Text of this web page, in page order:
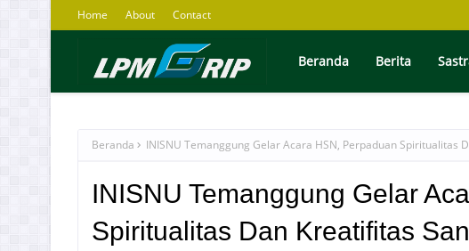
Home About Contact
Beranda Berita
Beranda INISNU Temanggung Gelar Acara HSN, Perpaduan Spiritualitas
INISNU Temanggung Gelar
Spiritualitas Dan Kreatifitas